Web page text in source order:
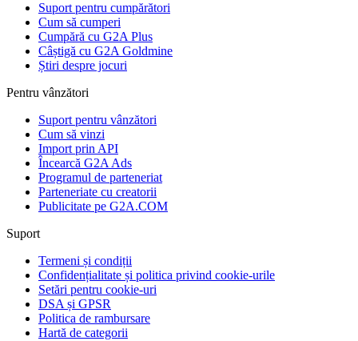
Suport pentru cumpărători
Cum să cumperi
Cumpără cu G2A Plus
Câștigă cu G2A Goldmine
Știri despre jocuri
Pentru vânzători
Suport pentru vânzători
Cum să vinzi
Import prin API
Încearcă G2A Ads
Programul de parteneriat
Parteneriate cu creatorii
Publicitate pe G2A.COM
Suport
Termeni și condiții
Confidențialitate și politica privind cookie-urile
Setări pentru cookie-uri
DSA și GPSR
Politica de rambursare
Hartă de categorii